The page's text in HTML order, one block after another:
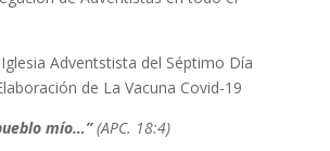
Iglesia Adventstista del Séptimo Día
de La Vacuna Covid-19
mío…”(APC. 18:4)